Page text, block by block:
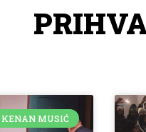
KENAN MUSIĆ